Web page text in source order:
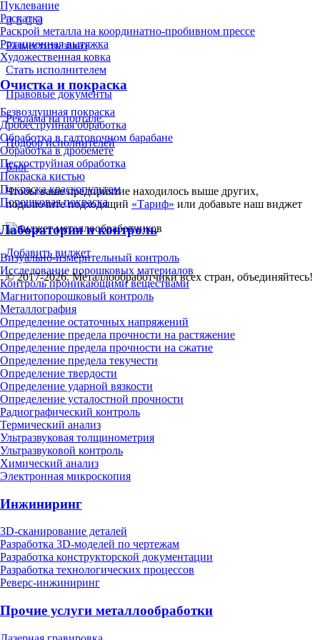
Пуклевание
Раскатка
Раскрой металла на координатно-пробивном прессе
Ротационная вытяжка
Художественная ковка
Очистка и покраска
Безвоздушная покраска
Дробеструйная обработка
Обработка в галтовочном барабане
Обработка в дробемёте
Пескоструйная обработка
Покраска кистью
Покраска краскопультом
Порошковая покраска
Лаборатория и контроль
Визуально-измерительный контроль
Исследование порошковых материалов
Контроль проникающими веществами
Магнитопорошковый контроль
Металлография
Определение остаточных напряжений
Определение предела прочности на растяжение
Определение предела прочности на сжатие
Определение предела текучести
Определение твердости
Определение ударной вязкости
Определение усталостной прочности
Радиографический контроль
Термический анализ
Ультразвуковая толщинометрия
Ультразвуковой контроль
Химический анализ
Электронная микроскопия
Инжиниринг
3D-сканирование деталей
Разработка 3D-моделей по чертежам
Разработка конструкторской документации
Разработка технологических процессов
Реверс-инжиниринг
Прочие услуги металлообработки
Разместить заказ
Стать исполнителем
Правовые документы
Реклама на портале
Подбор исполнителей
Блог
Чтобы ваше предприятие находилось выше других,
подключите подходящий «Тариф» или добавьте наш виджет
Добавить виджет
© 2017-2026. Металлообработчики всех стран, объединяйтесь!